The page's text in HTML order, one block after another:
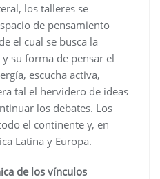
los talleres se
de pensamiento
el cual se busca la
su forma de pensar el
escucha activa,
tal el hervidero de ideas
los debates. Los
el continente y, en
Latina y Europa.
de los vínculos